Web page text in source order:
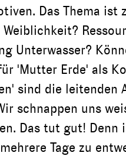
Das Thema ist
Unterwasser?
'Mutter Erde' als
sind die
schnappen uns
Das tut gut!
Tage zu